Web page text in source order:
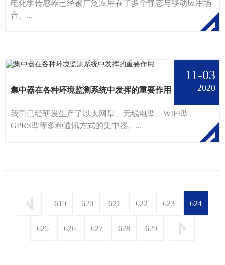
电化学传感器已经被广泛应用在了多个静态与移动应用场
合。...
11-03
2020
集中器在各种环境监测系统中发挥的重要作用
我司已经研发生产了以太网型、无线电型、WIFI型、
GPRS型等多种通讯方式的集中器。...
619 620 621 622 623 624
625 626 627 628 629